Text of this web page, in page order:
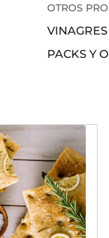
OTROS
VINAGRES
PACKS Y